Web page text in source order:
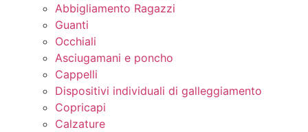
Abbigliamento Ragazzi
Guanti
Occhiali
Asciugamani e poncho
Cappelli
Dispositivi individuali di galleggiamento
Copricapi
Calzature